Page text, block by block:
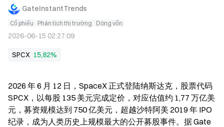
GateInstantTrends
Cổ phiếu Phân tích thị trường Dòng vốn
2026-06-15 02:27:09
SPCX 15,82%
2026 年 6 月 12 日，SpaceX 正式登陆纳斯达克，股票代码
SPCX，以每股 135 美元完成定价，对应估值约 1,77 万亿美
元，募资规模达到 750 亿美元，超越沙特阿美 2019 年 IPO
纪录，成为人类历史上规模最大的公开募股事件。据 Gate